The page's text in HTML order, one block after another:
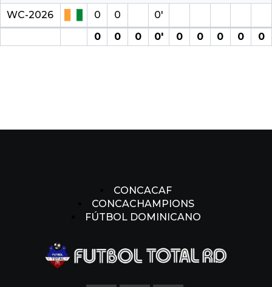
WC-2026 0 0
0′
0
0 0 0′ 0 0 0 0 0
CONCACAF
CONCACHAMPIONS
FÚTBOL DOMINICANO